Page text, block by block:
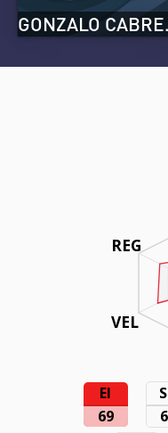
REG
VEL
EI
69